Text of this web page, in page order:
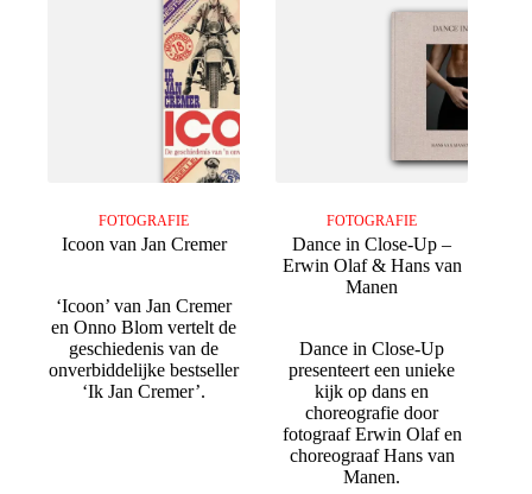
FOTOGRAFIE
Icoon van Jan Cremer
‘Icoon’ van Jan Cremer
en Onno Blom vertelt de
geschiedenis van de
onverbiddelijke bestseller
‘Ik Jan Cremer’.
FOTOGRAFIE
Dance in Close-Up –
Erwin Olaf & Hans van
Manen
Dance in Close-Up
presenteert een unieke
kijk op dans en
choreografie door
fotograaf Erwin Olaf en
choreograaf Hans van
Manen.